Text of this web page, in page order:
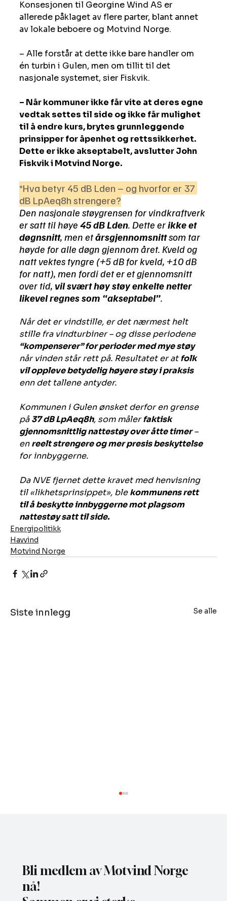
Konsesjonen til Georgine Wind AS er
allerede påklaget av flere parter, blant annet
av lokale beboere og Motvind Norge.
– Alle forstår at dette ikke bare handler om
én turbin i Gulen, men om tillit til det
nasjonale systemet, sier Fiskvik.
– Når kommuner ikke får vite at deres egne
vedtak settes til side og ikke får mulighet
til å endre kurs, brytes grunnleggende
prinsipper for åpenhet og rettssikkerhet.
Dette er ikke akseptabelt, avslutter John
Fiskvik i Motvind Norge.
*Hva betyr 45 dB Lden – og hvorfor er 37
dB LpAeq8h strengere?
Den nasjonale støygrensen for vindkraftverk
er satt til høye 45 dB Lden. Dette er ikke et
døgnsnitt, men et års­gjennomsnitt som tar
høyde for alle døgn gjennom året. Kveld og
natt vektes tyngre (+5 dB for kveld, +10 dB
for natt), men fordi det er et gjennomsnitt
over tid, vil svært høy støy enkelte netter
likevel regnes som “akseptabel”.
Når det er vindstille, er det nærmest helt
stille fra vindturbiner – og disse periodene
“kompenserer” for perioder med mye støy
når vinden står rett på. Resultatet er at folk
vil oppleve betydelig høyere støy i praksis
enn det tallene antyder.
Kommunen i Gulen ønsket derfor en grense
på 37 dB LpAeq8h, som måler faktisk
gjennomsnittlig nattestøy over åtte timer –
en reelt strengere og mer presis beskyttelse
for innbyggerne.
Da NVE fjernet dette kravet med henvisning
til «likhetsprinsippet», ble kommunens rett
til å beskytte innbyggerne mot plagsom
nattestøy satt til side.
Energipolitikk
Havvind
Motvind Norge
Siste innlegg Se alle
Bli medlem av Motvind Norge
nå!